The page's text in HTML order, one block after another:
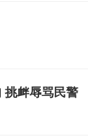
挑衅辱骂民警